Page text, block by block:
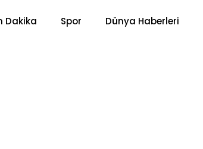
Dakika Spor Dünya Haberleri